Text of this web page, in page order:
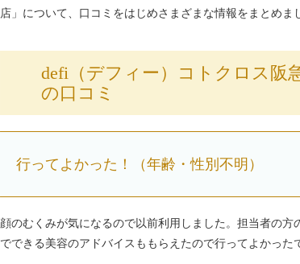
店」について、口コミをはじめさまざまな情報をまとめま
defi（デフィー）コトクロス阪
の口コミ
行ってよかった！（年齢・性別不明）
顔のむくみが気になるので以前利用しました。担当者の
でできる美容のアドバイスももらえたので行ってよかった